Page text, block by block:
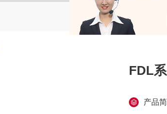
FDL
产品